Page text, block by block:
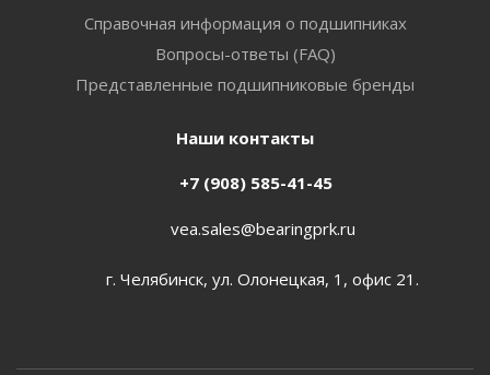
Справочная информация о подшипниках
Вопросы-ответы (FAQ)
Представленные подшипниковые бренды
Наши контакты
+7 (908) 585-41-45
vea.sales@bearingprk.ru
г. Челябинск, ул. Олонецкая, 1, офис 21.